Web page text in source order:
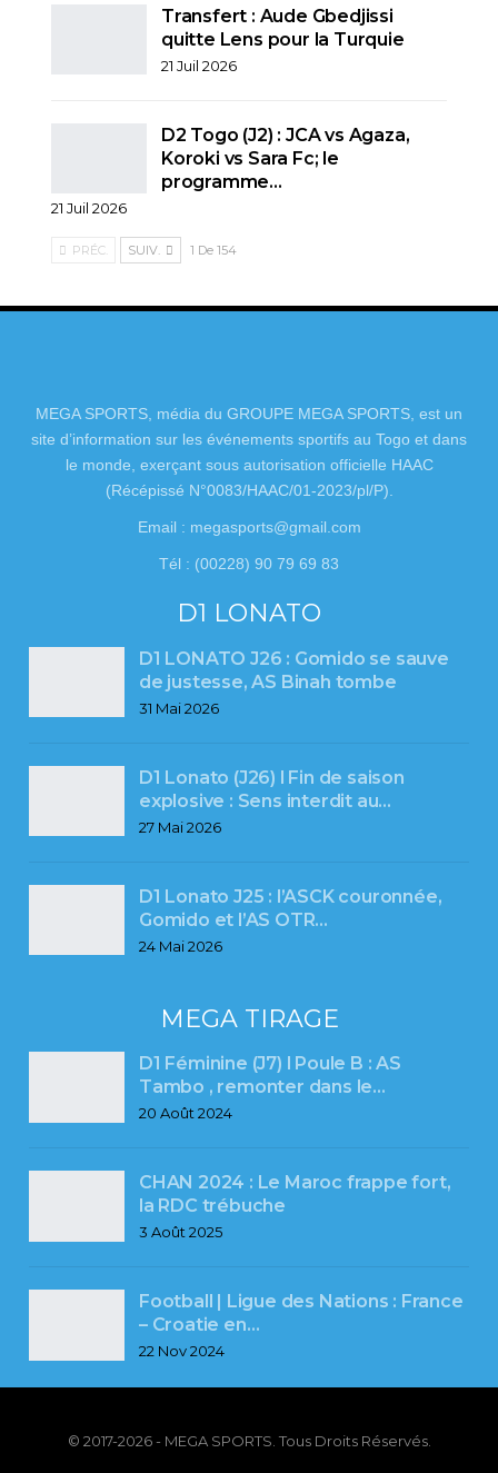
Transfert : Aude Gbedjissi
quitte Lens pour la Turquie
21 Juil 2026
D2 Togo (J2) : JCA vs Agaza,
Koroki vs Sara Fc; le
programme…
21 Juil 2026
PRÉC. SUIV. 1 De 154
MEGA SPORTS, média du GROUPE MEGA SPORTS, est un
site d’information sur les événements sportifs au Togo et dans
le monde, exerçant sous autorisation officielle HAAC
(Récépissé N°0083/HAAC/01-2023/pl/P).
Email : megasports@gmail.com
Tél : (00228) 90 79 69 83
D1 LONATO
D1 LONATO J26 : Gomido se sauve
de justesse, AS Binah tombe
31 Mai 2026
D1 Lonato (J26) l Fin de saison
explosive : Sens interdit au…
27 Mai 2026
D1 Lonato J25 : l’ASCK couronnée,
Gomido et l’AS OTR…
24 Mai 2026
MEGA TIRAGE
D1 Féminine (J7) l Poule B : AS
Tambo , remonter dans le…
20 Août 2024
CHAN 2024 : Le Maroc frappe fort,
la RDC trébuche
3 Août 2025
Football | Ligue des Nations : France
– Croatie en…
22 Nov 2024
© 2017-2026 - MEGA SPORTS. Tous Droits Réservés.